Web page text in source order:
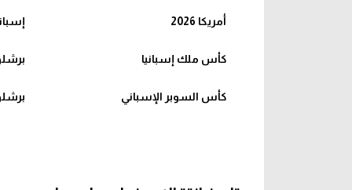
أمريكا 2026
كأس ملك إسبانيا
كأس السوبر الإسباني